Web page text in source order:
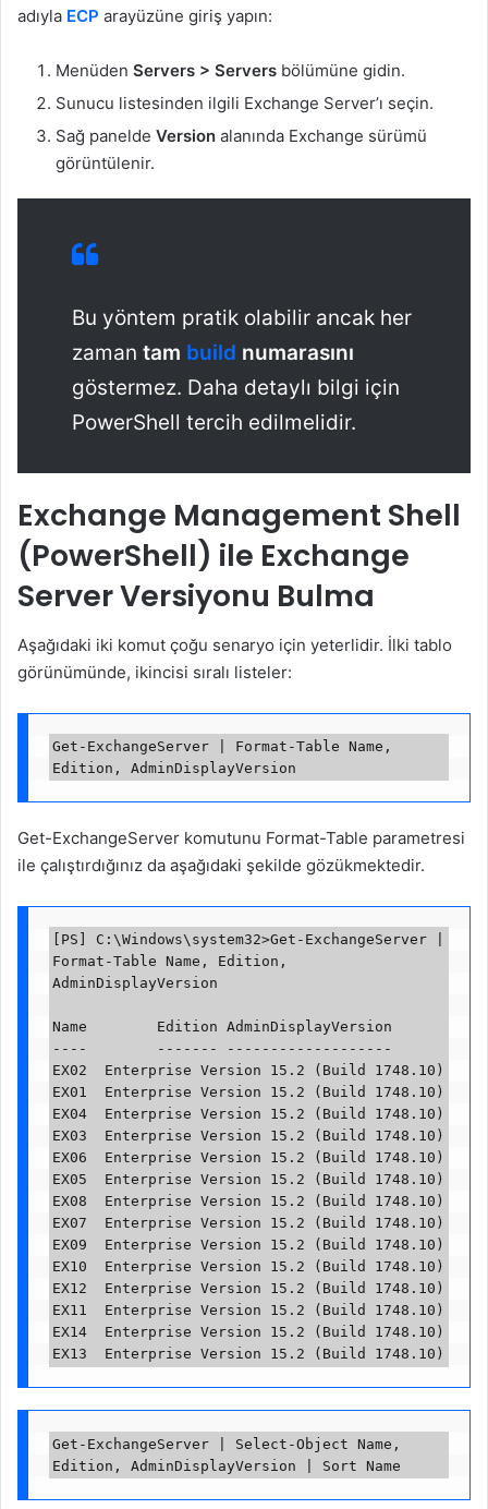
adıyla ECP arayüzüne giriş yapın:
Menüden Servers > Servers bölümüne gidin.
Sunucu listesinden ilgili Exchange Server’ı seçin.
Sağ panelde Version alanında Exchange sürümü
görüntülenir.
Bu yöntem pratik olabilir ancak her
zaman tam build numarasını
göstermez. Daha detaylı bilgi için
PowerShell tercih edilmelidir.
Exchange Management Shell
(PowerShell) ile Exchange
Server Versiyonu Bulma
Aşağıdaki iki komut çoğu senaryo için yeterlidir. İlki tablo
görünümünde, ikincisi sıralı listeler:
Get-ExchangeServer | Format-Table Name,
Get-ExchangeServer komutunu Format-Table parametresi
ile çalıştırdığınız da aşağıdaki şekilde gözükmektedir.
[PS] C:\Windows\system32>Get-ExchangeServer |
Format-Table Name, Edition,
AdminDisplayVersion
Name        Edition AdminDisplayVersion
----        ------- -------------------
EX02  Enterprise Version 15.2 (Build 1748.10)
EX01  Enterprise Version 15.2 (Build 1748.10)
EX04  Enterprise Version 15.2 (Build 1748.10)
EX03  Enterprise Version 15.2 (Build 1748.10)
EX06  Enterprise Version 15.2 (Build 1748.10)
EX05  Enterprise Version 15.2 (Build 1748.10)
EX08  Enterprise Version 15.2 (Build 1748.10)
EX07  Enterprise Version 15.2 (Build 1748.10)
EX09  Enterprise Version 15.2 (Build 1748.10)
EX10  Enterprise Version 15.2 (Build 1748.10)
EX12  Enterprise Version 15.2 (Build 1748.10)
EX11  Enterprise Version 15.2 (Build 1748.10)
EX14  Enterprise Version 15.2 (Build 1748.10)
Get-ExchangeServer | Select-Object Name,